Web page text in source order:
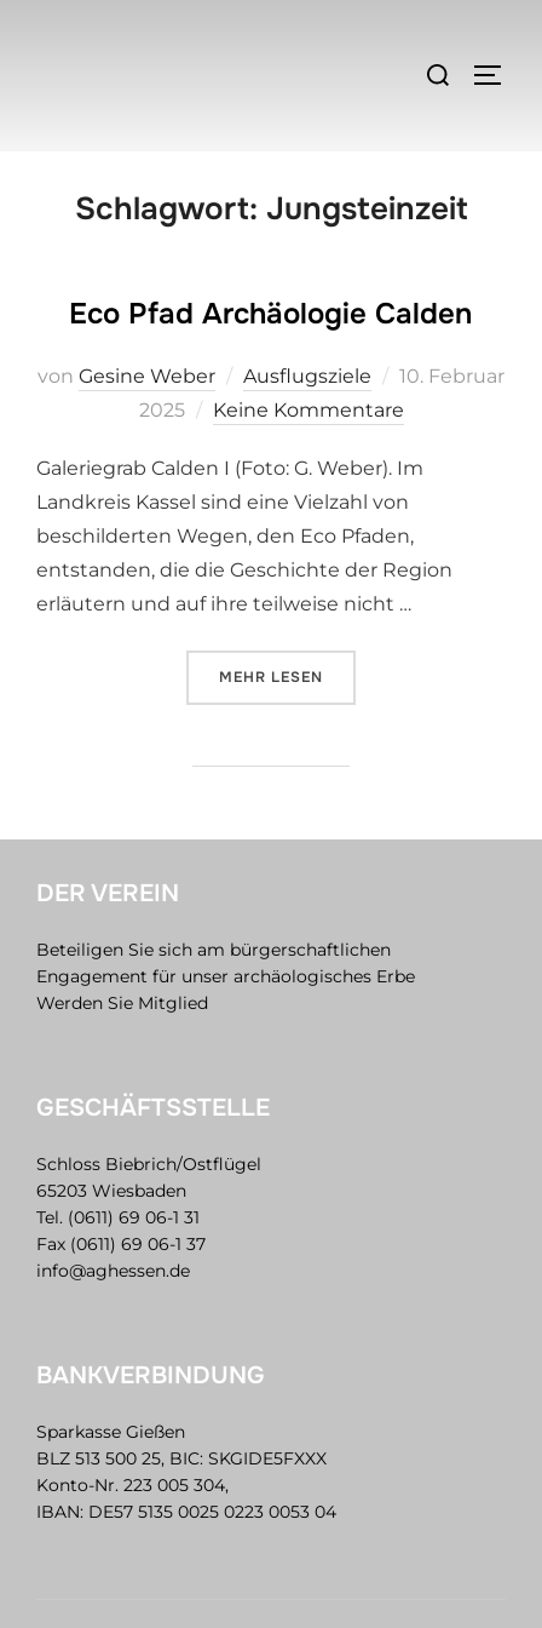
Suchen
Schlagwort: Jungsteinzeit
Eco Pfad Archäologie Calden
von Gesine Weber Ausflugsziele
Veröffentlicht
am
10. Februar
2025
Keine Kommentare
Galeriegrab Calden I (Foto: G. Weber). Im
Landkreis Kassel sind eine Vielzahl von
beschilderten Wegen, den Eco Pfaden,
entstanden, die die Geschichte der Region
erläutern und auf ihre teilweise nicht …
MEHR ÜBER „ECO PFAD ARCHÄOLOGIE
LESEN
DER VEREIN
Beteiligen Sie sich am bürgerschaftlichen
Engagement für unser archäologisches Erbe
Werden Sie Mitglied
GESCHÄFTSSTELLE
Schloss Biebrich/Ostflügel
65203 Wiesbaden
Tel. (0611) 69 06-1 31
Fax (0611) 69 06-1 37
info@aghessen.de
BANKVERBINDUNG
Sparkasse Gießen
BLZ 513 500 25, BIC: SKGIDE5FXXX
Konto-Nr. 223 005 304,
IBAN: DE57 5135 0025 0223 0053 04